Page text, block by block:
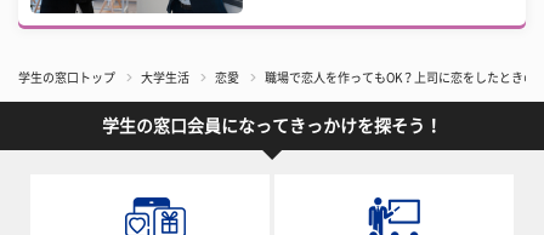
学生の窓口トップ 大学生活 恋愛 職場で恋人を作ってもOK？上司に恋をしたときの
学生の窓口会員になってきっかけを探そう！